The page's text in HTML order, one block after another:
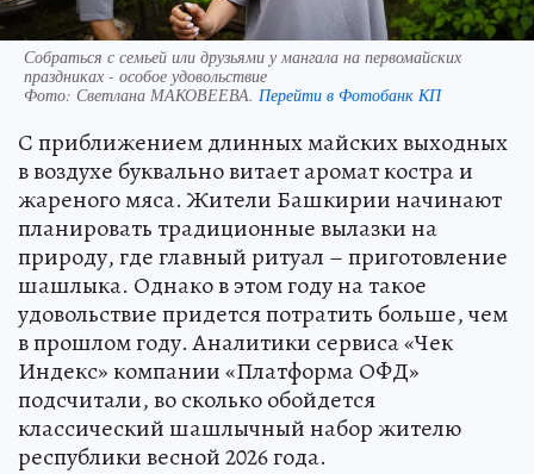
Собраться с семьей или друзьями у мангала на первомайских
праздниках - особое удовольствие
Фото: Светлана МАКОВЕЕВА. Перейти в Фотобанк КП
С приближением длинных майских выходных
в воздухе буквально витает аромат костра и
жареного мяса. Жители Башкирии начинают
планировать традиционные вылазки на
природу, где главный ритуал – приготовление
шашлыка. Однако в этом году на такое
удовольствие придется потратить больше, чем
в прошлом году. Аналитики сервиса «Чек
Индекс» компании «Платформа ОФД»
подсчитали, во сколько обойдется
классический шашлычный набор жителю
республики весной 2026 года.